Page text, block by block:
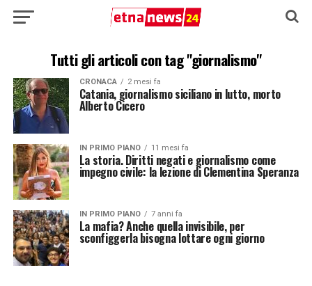
Tutti gli articoli con tag "giornalismo"
CRONACA 2 mesi fa
Catania, giornalismo siciliano in lutto, morto
Alberto Cicero
IN PRIMO PIANO 11 mesi fa
La storia. Diritti negati e giornalismo come
impegno civile: la lezione di Clementina Speranza
IN PRIMO PIANO 7 anni fa
La mafia? Anche quella invisibile, per
sconfiggerla bisogna lottare ogni giorno